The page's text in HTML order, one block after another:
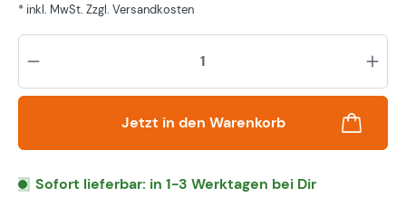
* inkl. MwSt. Zzgl. Versandkosten
Jetzt in den Warenkorb
Sofort lieferbar: in 1-3 Werktagen bei Dir